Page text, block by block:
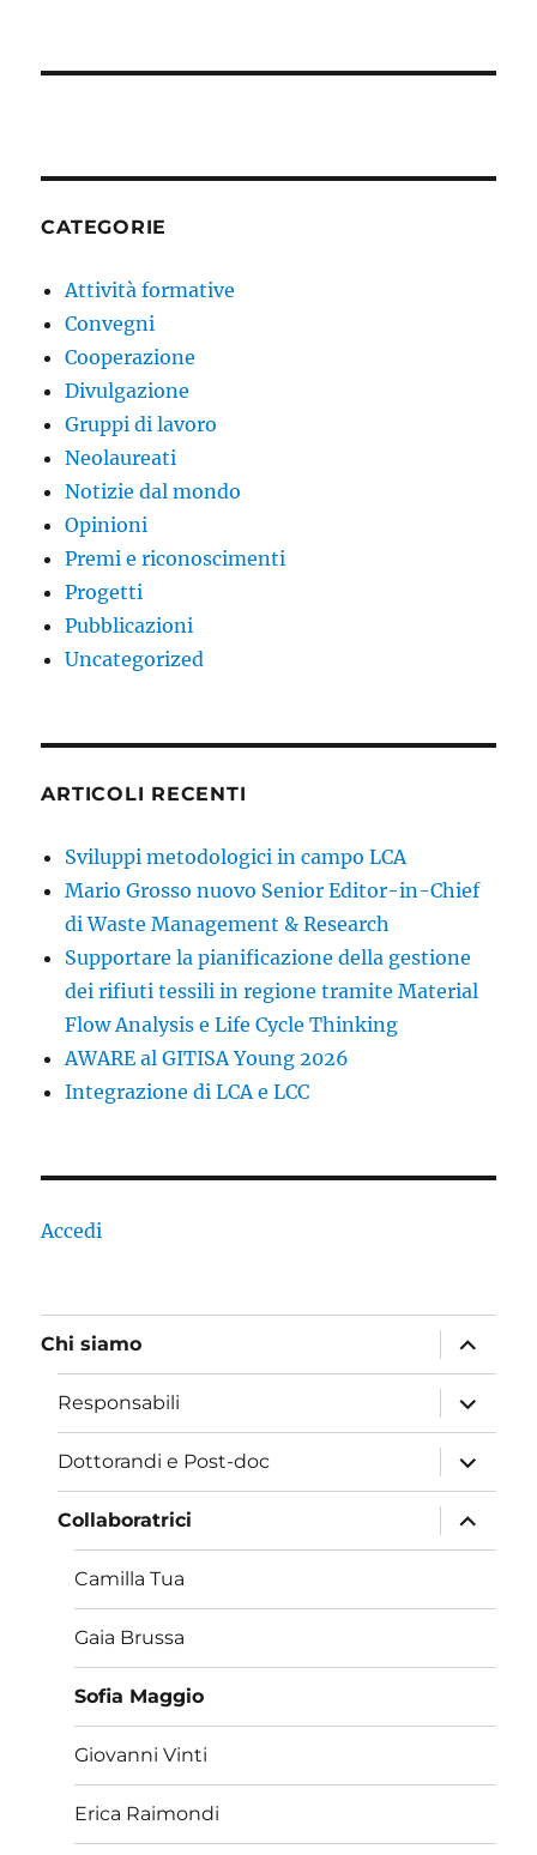
CATEGORIE
Attività formative
Convegni
Cooperazione
Divulgazione
Gruppi di lavoro
Neolaureati
Notizie dal mondo
Opinioni
Premi e riconoscimenti
Progetti
Pubblicazioni
Uncategorized
ARTICOLI RECENTI
Sviluppi metodologici in campo LCA
Mario Grosso nuovo Senior Editor-in-Chief
di Waste Management & Research
Supportare la pianificazione della gestione
dei rifiuti tessili in regione tramite Material
Flow Analysis e Life Cycle Thinking
AWARE al GITISA Young 2026
Integrazione di LCA e LCC
Accedi
Chi siamo
apri
i
menu
child
Responsabili
apri
i
menu
child
Dottorandi e Post-doc
apri
i
menu
child
Collaboratrici
apri
i
menu
Camilla Tua
Gaia Brussa
Sofia Maggio
Giovanni Vinti
Erica Raimondi